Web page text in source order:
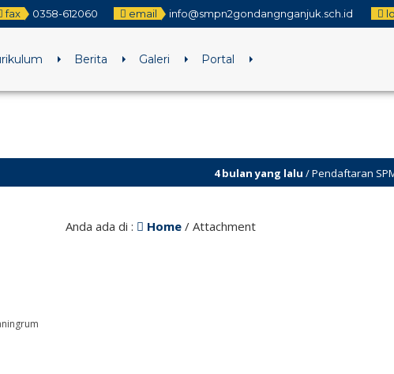
fax 0358-612060 email info@smpn2gondangnganjuk.sch.id
Berita Galeri Portal
4 bulan yang lalu/ Pendaftaran SPMB TA
Anda ada di : Home/ Attachment